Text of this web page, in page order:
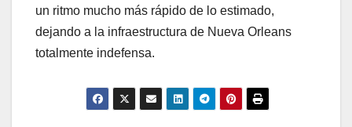
un ritmo mucho más rápido de lo estimado,
dejando a la infraestructura de Nueva Orleans
totalmente indefensa.